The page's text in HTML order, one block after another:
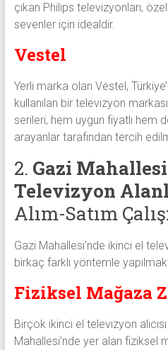
çıkan Philips televizyonları,
sevenler için idealdir.
Vestel
Yerli marka olan Vestel,
kullanılan bir televizyon
serileri, hem uygun fiyatlı hem
arayanlar tarafından tercih
2. Gazi
Televizyon
Alım-Satım
Gazi Mahallesi’nde ikinci el
birkaç farklı yöntemle
Fiziksel Mağaza
Birçok ikinci el televizyon alıcısı
Mahallesi’nde yer alan fiziksel